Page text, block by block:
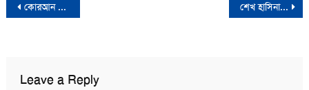
Post
কোরআন শরিফ চুম্বন করলেন রুশ প্রেসিডেন্ট ভ্লাদিমির পুতিন শেখ হাসিনার পতনের জন্য দায়ী ‘গ্যাং অব ফোর’- ইন্ডিয়ান এক্সপ্রেস
Leave a Reply